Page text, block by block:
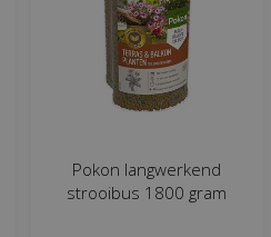
Pokon langwerkend
strooibus 1800 gram